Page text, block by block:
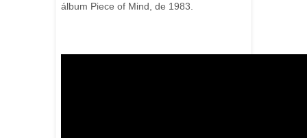
álbum Piece of Mind, de 1983.